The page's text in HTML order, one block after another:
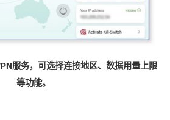
服务，可选择连接地区、数据用量上限
等功能。